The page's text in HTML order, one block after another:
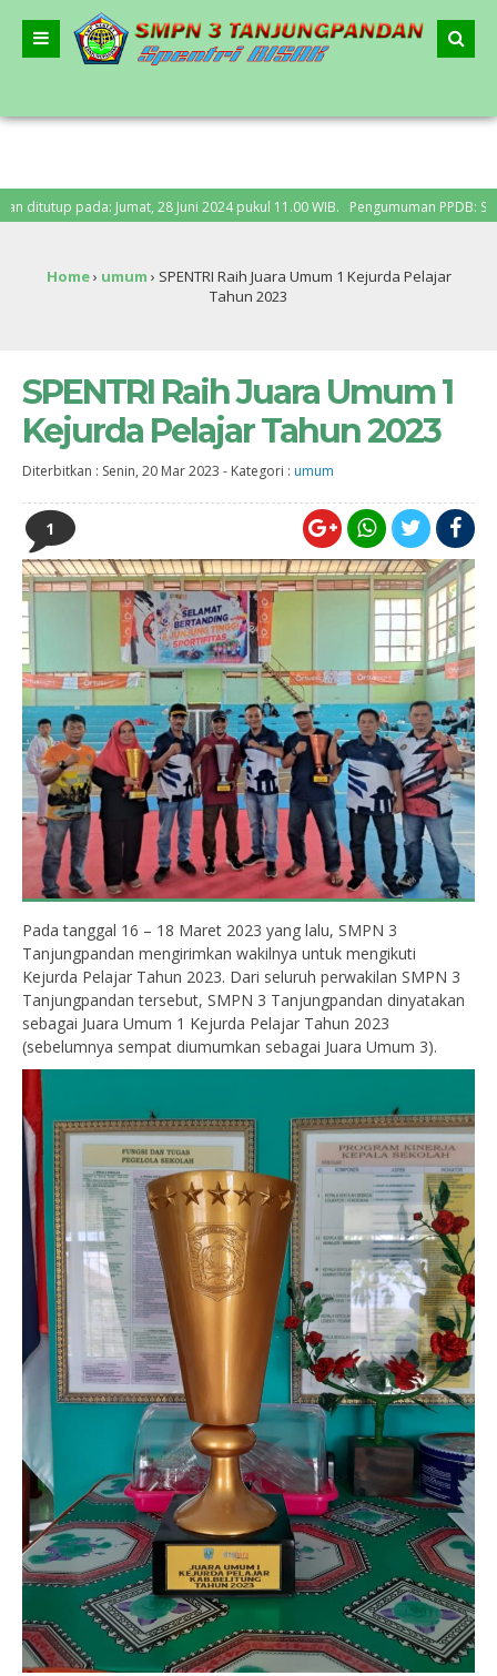
Jumat, 28 Juni 2024 pukul 11.00 WIB. Pengumuman PPDB: Senin, 1 Juli 2024
Home› umum › SPENTRI Raih Juara Umum 1 Kejurda Pelajar
Tahun 2023
SPENTRI Raih Juara Umum 1
Kejurda Pelajar Tahun 2023
Diterbitkan : Senin, 20 Mar 2023 - Kategori : umum
1
Pada tanggal 16 – 18 Maret 2023 yang lalu, SMPN 3
Tanjungpandan mengirimkan wakilnya untuk mengikuti
Kejurda Pelajar Tahun 2023. Dari seluruh perwakilan SMPN 3
Tanjungpandan tersebut, SMPN 3 Tanjungpandan dinyatakan
sebagai Juara Umum 1 Kejurda Pelajar Tahun 2023
(sebelumnya sempat diumumkan sebagai Juara Umum 3).